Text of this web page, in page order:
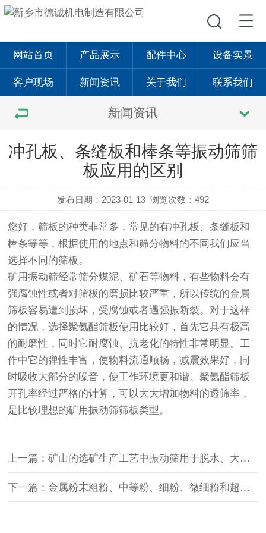
网站首页 产品展示 配件中心 设备实景
客户现场 新闻资讯 关于我们 联系我们
新闻资讯
冲孔板、条缝板和棒条等振动筛筛
板应用的区别
发布日期：2023-01-13 浏览次数：492
您好，筛板的种类非常多，常见的有冲孔板、条缝板和
棒条等等，根据使用的地点和筛分物料的不同我们应当
选择不同的筛板。
矿用振动筛经常筛分煤泥、矿石等物料，有些物料会有
强腐蚀性或者对筛板的磨损比较严重，所以传统的金属
筛板容易遭到损坏，受腐蚀或者遇强振断裂。对于这样
的情况，选择聚氨酯筛板使用比较好，首先它具有极高
的耐磨性，同时它耐腐蚀、抗老化的特性非常明显。工
作中它的弹性丰富，使物料流通顺畅，减震效果好，同
时吸收大部分的噪音，使工作环境更和谐。聚氨酯筛板
开孔率经过严格的计算，可以大大增加物料的透筛率，
是比较理想的矿用振动筛筛板类型。
上一篇：矿山的选矿生产工艺中振动筛用于脱水、大小分级多个用途
下一篇：金属粉末粗粉、中等粉、细粉、微细粉和超细粉用什么设备筛分